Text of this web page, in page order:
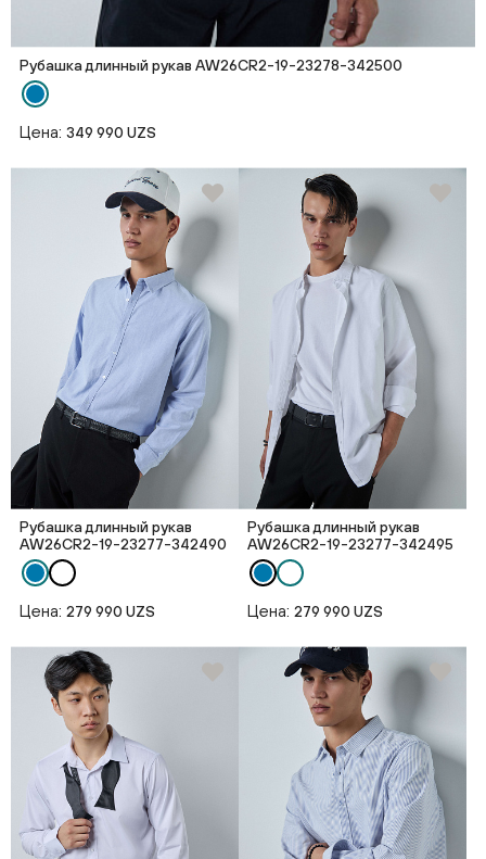
Рубашка длинный рукав AW26CR2-19-23278-342500
Цена: 349 990 UZS
Рубашка длинный рукав
AW26CR2-19-23277-342490
Цена: 279 990 UZS
Рубашка длинный рукав
AW26CR2-19-23277-342495
Цена: 279 990 UZS